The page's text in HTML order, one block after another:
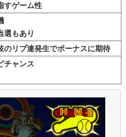
すゲーム性
選もあり
のリプ連発生でボーナスに期待
チャンス